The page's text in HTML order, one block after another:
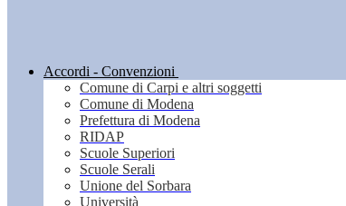
Accordi - Convenzioni
Comune di Carpi e altri soggetti
Comune di Modena
Prefettura di Modena
RIDAP
Scuole Superiori
Scuole Serali
Unione del Sorbara
Università